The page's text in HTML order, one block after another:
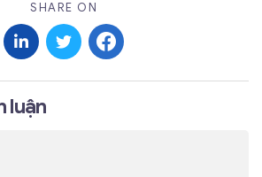
SHARE ON
luận